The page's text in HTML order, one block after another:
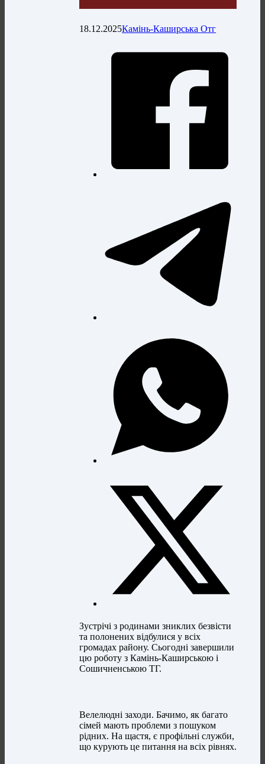
18.12.2025Камінь-Каширська Отг
Зустрічі з родинами зниклих безвісти
та полонених відбулися у всіх
громадах району. Сьогодні завершили
цю роботу з Камінь-Каширською і
Сошичненською ТГ.
Велелюдні заходи. Бачимо, як багато
сімей мають проблеми з пошуком
рідних. На щастя, є профільні служби,
що курують це питання на всіх рівнях.